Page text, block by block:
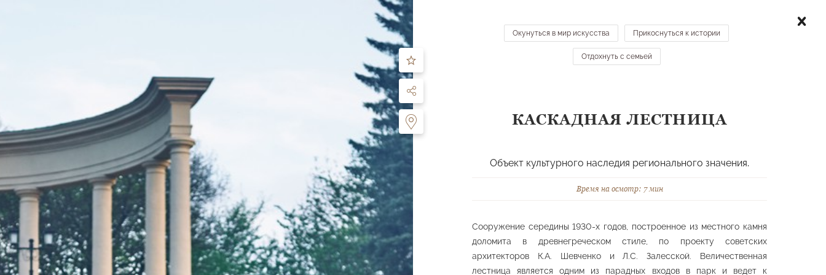
МАРШРУТЫ
по направлению: все направления
Фильтры
Здания, сооружения Ландшафтные планировки
Водные объекты Фонтаны Спортивные сооружения
Окунуться в мир искусства Прикоснуться к истории
Отдохнуть с семьей
КАСКАДНАЯ ЛЕСТНИЦА
Объект культурного наследия регионального значения.
Время на осмотр: 7 мин
Сооружение середины 1930-х годов, построенное из местного камня
доломита в древнегреческом стиле, по проекту советских
архитекторов К.А. Шевченко и Л.С. Залесской. Величественная
лестница является одним из парадных входов в парк и ведет к